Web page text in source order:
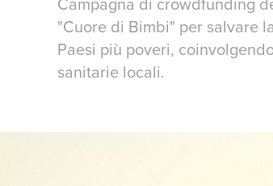
"Cuore di Bimbi" per salvare
Paesi più poveri,
sanitarie locali.